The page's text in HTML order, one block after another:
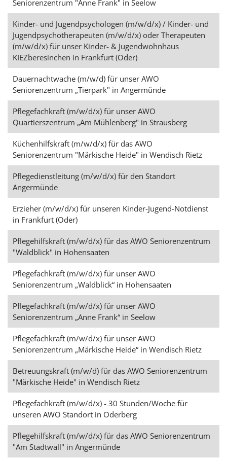
Seniorenzentrum "Anne Frank" in Seelow
Kinder- und Jugendpsychologen (m/w/d/x) / Kinder- und
Jugendpsychotherapeuten (m/w/d/x) oder Therapeuten
(m/w/d/x) für unser Kinder- & Jugendwohnhaus
KIEZberesinchen in Frankfurt (Oder)
Dauernachtwache (m/w/d) für unser AWO
Seniorenzentrum „Tierpark" in Angermünde
Pflegefachkraft (m/w/d/x) für unser AWO
Quartierszentrum „Am Mühlenberg" in Strausberg
Küchenhilfskraft (m/w/d/x) für das AWO
Seniorenzentrum "Märkische Heide" in Wendisch Rietz
Pflegedienstleitung (m/w/d/x) für den Standort
Angermünde
Erzieher (m/w/d/x) für unseren Kinder-Jugend-Notdienst
in Frankfurt (Oder)
Pflegehilfskraft (m/w/d/x) für das AWO Seniorenzentrum
"Waldblick" in Hohensaaten
Pflegefachkraft (m/w/d/x) für unser AWO
Seniorenzentrum „Waldblick“ in Hohensaaten
Pflegefachkraft (m/w/d/x) für unser AWO
Seniorenzentrum „Anne Frank“ in Seelow
Pflegefachkraft (m/w/d/x) für unser AWO
Seniorenzentrum „Märkische Heide“ in Wendisch Rietz
Betreuungskraft (m/w/d) für das AWO Seniorenzentrum
"Märkische Heide" in Wendisch Rietz
Pflegefachkraft (m/w/d/x) - 30 Stunden/Woche für
unseren AWO Standort in Oderberg
Pflegehilfskraft (m/w/d/x) für das AWO Seniorenzentrum
"Am Stadtwall" in Angermünde